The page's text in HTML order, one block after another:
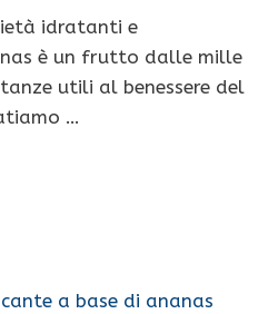
idratanti e
è un frutto dalle mille
utili al benessere del
…